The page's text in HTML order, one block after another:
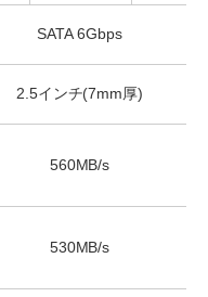
SATA 6Gbps
2.5インチ(7mm厚)
560MB/s
530MB/s